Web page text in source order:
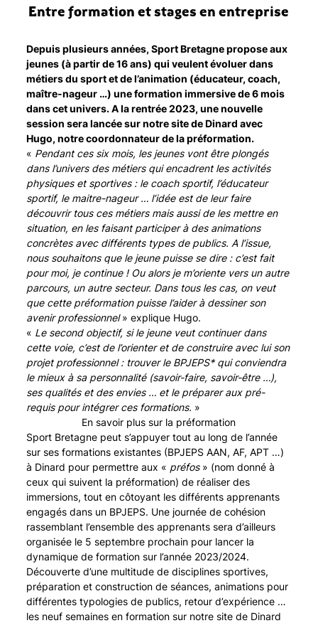
Entre formation et stages en entreprise
Depuis plusieurs années, Sport Bretagne propose aux
jeunes (à partir de 16 ans) qui veulent évoluer dans
métiers du sport et de l’animation (éducateur, coach,
maître-nageur …) une formation immersive de 6 mois
dans cet univers. A la rentrée 2023, une nouvelle
session sera lancée sur notre site de Dinard avec
Hugo, notre coordonnateur de la préformation.
« Pendant ces six mois, les jeunes vont être plongés
dans l’univers des métiers qui encadrent les activités
physiques et sportives : le coach sportif, l’éducateur
sportif, le maitre-nageur … l’idée est de leur faire
découvrir tous ces métiers mais aussi de les mettre en
situation, en les faisant participer à des animations
concrètes avec différents types de publics. A l’issue,
nous souhaitons que le jeune puisse se dire : c’est fait
pour moi, je continue ! Ou alors je m’oriente vers un autre
parcours, un autre secteur. Dans tous les cas, on veut
que cette préformation puisse l’aider à dessiner son
avenir professionnel» explique Hugo.
« Le second objectif, si le jeune veut continuer dans
cette voie, c’est de l’orienter et de construire avec lui son
projet professionnel : trouver le BPJEPS* qui conviendra
le mieux à sa personnalité (savoir-faire, savoir-être …),
ses qualités et des envies … et le préparer aux pré-
requis pour intégrer ces formations. »
En savoir plus sur la préformation
Sport Bretagne peut s’appuyer tout au long de l’année
sur ses formations existantes (BPJEPS AAN, AF, APT …)
à Dinard pour permettre aux « préfos » (nom donné à
ceux qui suivent la préformation) de réaliser des
immersions, tout en côtoyant les différents apprenants
engagés dans un BPJEPS. Une journée de cohésion
rassemblant l’ensemble des apprenants sera d’ailleurs
organisée le 5 septembre prochain pour lancer la
dynamique de formation sur l’année 2023/2024.
Découverte d’une multitude de disciplines sportives,
préparation et construction de séances, animations pour
différentes typologies de publics, retour d’expérience …
les neuf semaines en formation sur notre site de Dinard